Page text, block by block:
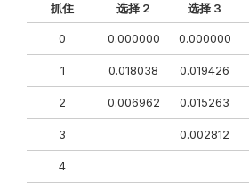
抓住 选择 2 选择 3
0 0.000000 0.000000
1 0.018038 0.019426
2 0.006962 0.015263
3 0.002812
4